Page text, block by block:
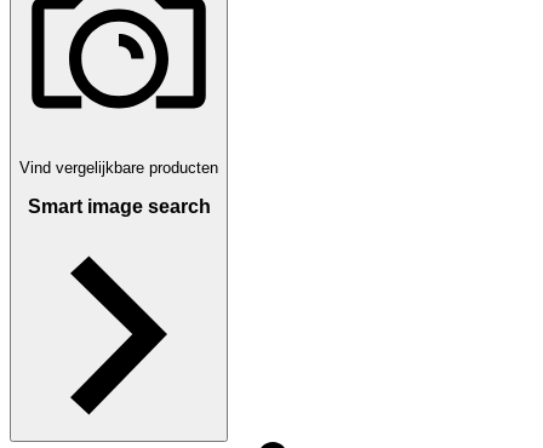
Vind vergelijkbare producten
Smart image search